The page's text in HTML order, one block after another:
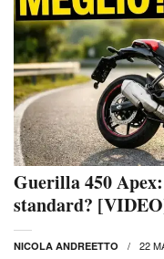
Guerilla 450
standard?
NICOLA ANDREETTO 22